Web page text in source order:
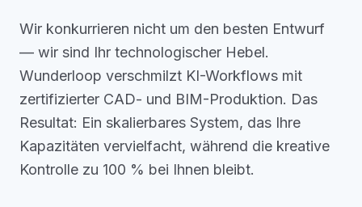
Wir konkurrieren nicht um den besten Entwurf
— wir sind Ihr technologischer Hebel.
Wunderloop verschmilzt KI-Workflows mit
zertifizierter CAD- und BIM-Produktion. Das
Resultat: Ein skalierbares System, das Ihre
Kapazitäten vervielfacht, während die kreative
Kontrolle zu 100 % bei Ihnen bleibt.